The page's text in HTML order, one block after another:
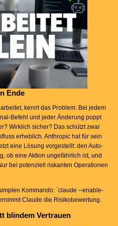
Ende
kennt das Problem: Bei jedem
Befehl und jeder Änderung poppt
Wirklich sicher? Das schützt zwar
erheblich. Anthropic hat für sein
eine Lösung vorgestellt: den Auto-
ob eine Aktion ungefährlich ist, und
bei potenziell riskanten Operationen
Kommando: `claude --enable-
Claude die Risikobewertung.
blindem Vertrauen